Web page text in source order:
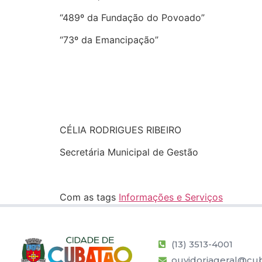
“489º da Fundação do Povoado”
“73º da Emancipação”
CÉLIA RODRIGUES RIBEIRO
Secretária Municipal de Gestão
Com as tags Informações e Serviços
(13) 3513-4001